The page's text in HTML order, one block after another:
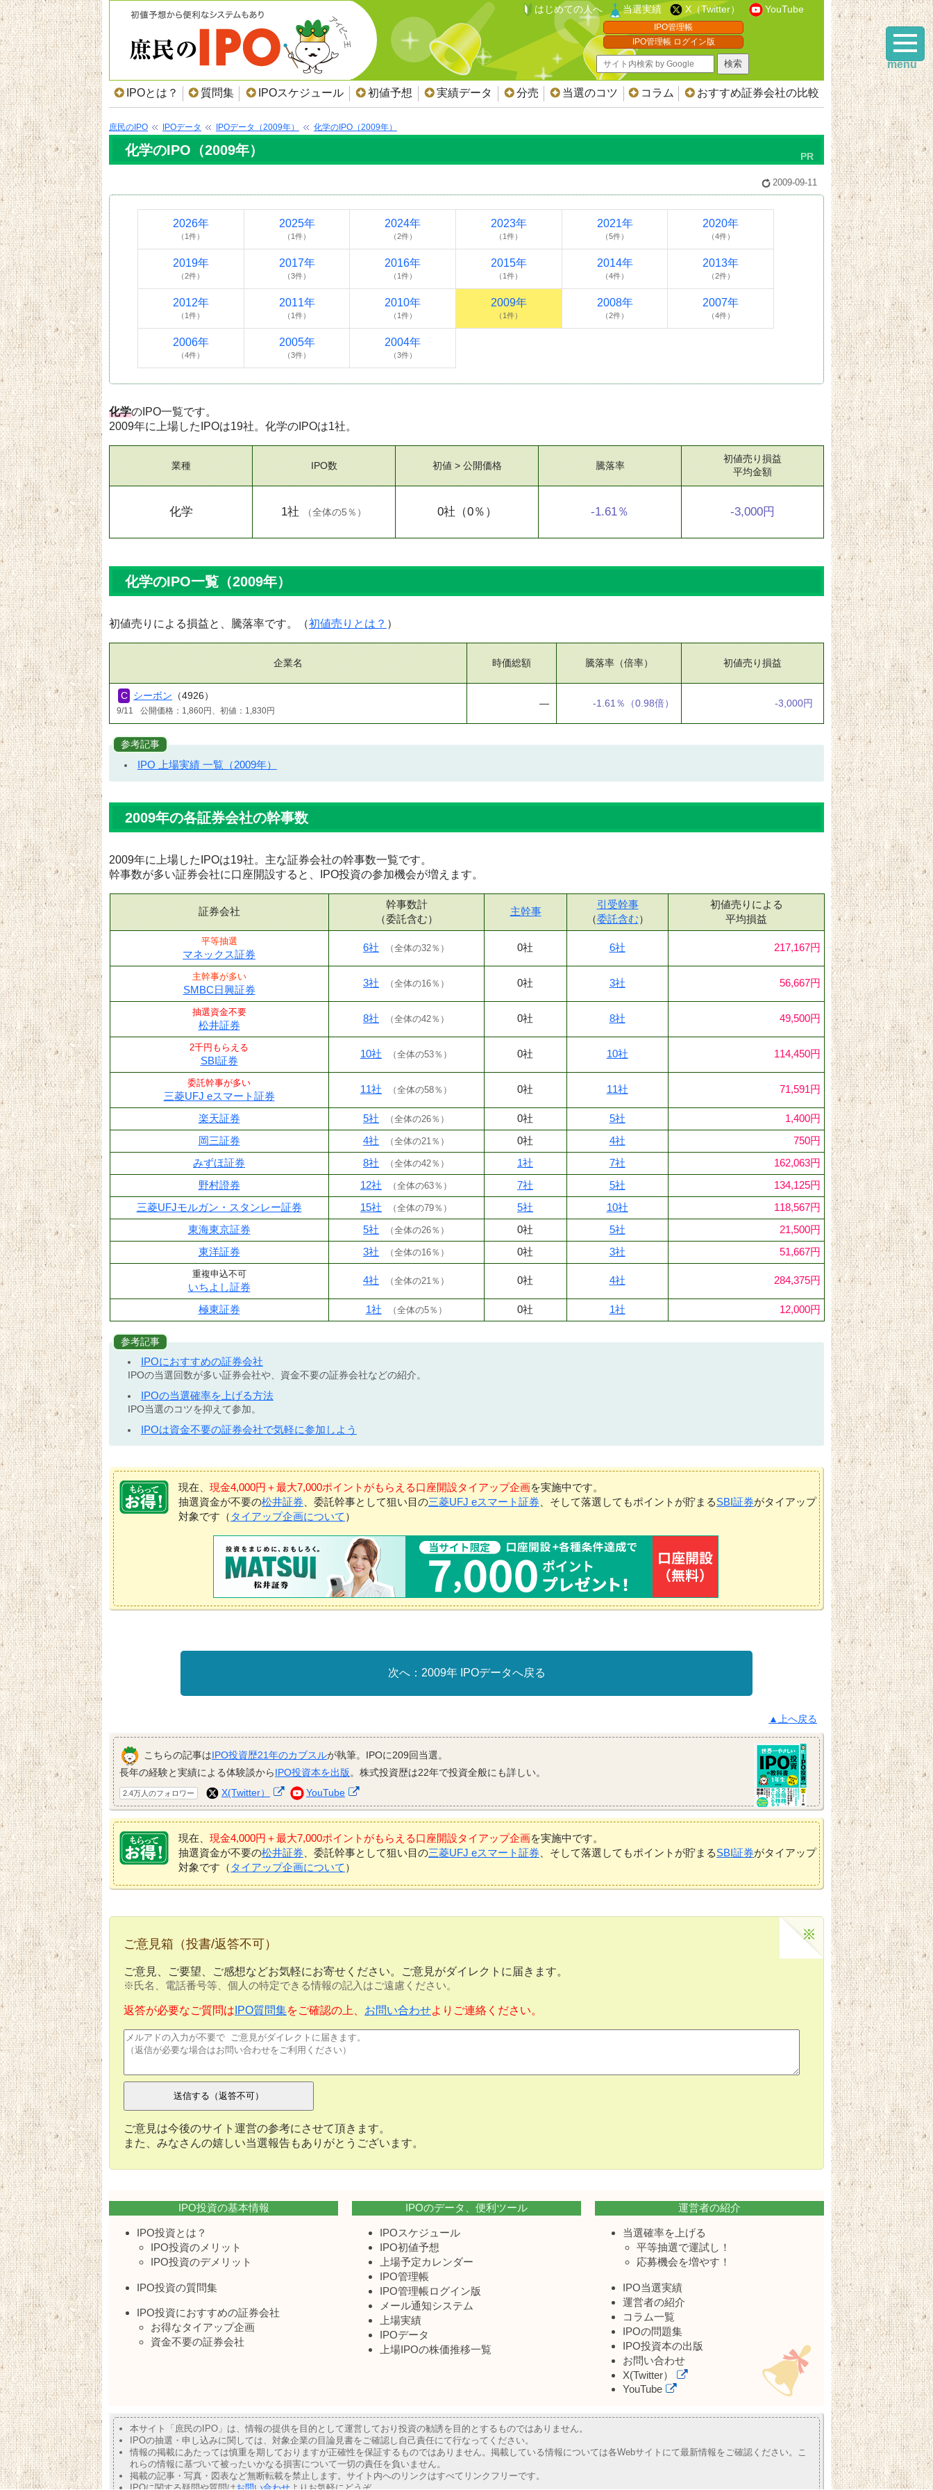
はじめての人へ 当選実績 X（Twitter） YouTube
IPO管理帳
IPO管理帳 ログイン版
IPOとは？ 質問集 IPOスケジュール 初値予想 実績データ 分売 当選のコツ コラム おすすめ証券会社の比較
庶民のIPO IPOデータ IPOデータ（2009年） 化学のIPO（2009年）
化学のIPO（2009年）
2009-09-11
2026年
（1件）
2025年
（1件）
2024年
（2件）
2023年
（1件）
2021年
（5件）
2020年
（4件）
2019年
（2件）
2017年
（3件）
2016年
（1件）
2015年
（1件）
2014年
（4件）
2013年
（2件）
2012年
（1件）
2011年
（1件）
2010年
（1件）
2009年
（1件）
2008年
（2件）
2007年
（4件）
2006年
（4件）
2005年
（3件）
2004年
（3件）
化学のIPO一覧です。
2009年に上場したIPOは19社。化学のIPOは1社。
業種
化学
IPO数
1社 （全体の5％ ）
初値 > 公開価格
0社 （0％）
騰落率
-1.61％
初値売り損益
平均金額
-3,000円
化学のIPO一覧（2009年）
初値売りによる損益と、騰落率です。（初値売りとは？ ）
企業名 時価総額 騰落率（倍率） 初値売り損益
シーボン （4926）
9/11 公開価格：1,860円、初値：1,830円
― -1.61％ （0.98倍） -3,000円
参考記事
IPO 上場実績 一覧（2009年）
2009年の各証券会社の幹事数
2009年に上場したIPOは19社。主な証券会社の幹事数一覧です。
幹事数が多い証券会社に口座開設すると、IPO投資の参加機会が増えます。
証券会社
幹事数計
（委託含む）
主幹事
引受幹事
（委託含む）
初値売りによる
平均損益
平等抽選
マネックス証券
6社 （全体の32％ ） 0社 6社 217,167円
主幹事が多い
SMBC日興証券
3社 （全体の16％ ） 0社 3社 56,667円
抽選資金不要
松井証券
8社 （全体の42％ ） 0社 8社 49,500円
2千円もらえる
SBI証券
10社 （全体の53％ ） 0社 10社 114,450円
委託幹事が多い
三菱UFJ eスマート証券
11社 （全体の58％ ） 0社 11社 71,591円
楽天証券 5社 （全体の26％ ） 0社 5社
1,400円
岡三証券
4社 （全体の21％ ） 0社 4社
750円
みずほ証券
8社 （全体の42％ ） 1社 7社
162,063円
野村證券
12社 （全体の63％ ） 7社 5社
134,125円
三菱UFJモルガン・スタンレー証券
15社 （全体の79％ ） 5社 10社
118,567円
東海東京証券
5社 （全体の26％ ） 0社 5社
21,500円
東洋証券
3社 （全体の16％ ） 0社 3社 51,667円
重複申込不可
いちよし証券
4社 （全体の21％ ） 0社 4社 284,375円
極東証券 1社 （全体の5％ ） 0社 1社 12,000円
参考記事
IPOにおすすめの証券会社
IPOの当選回数が多い証券会社や、資金不要の証券会社などの紹介。
IPOの当選確率を上げる方法
IPO当選のコツを抑えて参加。
IPOは資金不要の証券会社で気軽に参加しよう
現在、 現金4,000円＋最大7,000ポイントがもらえる口座開設タイアップ企画を実施中です。
抽選資金が不要の松井証券 、委託幹事として狙い目の三菱UFJ eスマート証券 、そして落選してもポイントが貯まるSBI証券がタイアップ
対象です（ タイアップ企画について ）
2009年 IPOデータへ戻る
▲上へ戻る
こちらの記事はIPO投資歴21年のカブスルが執筆。IPOに209回当選。
長年の経験と実績による体験談からIPO投資本を出版。株式投資歴は22年で投資全般にも詳しい。
2.4万人のフォロワー X(Twitter） YouTube
現在、 現金4,000円＋最大7,000ポイントがもらえる口座開設タイアップ企画を実施中です。
抽選資金が不要の松井証券 、委託幹事として狙い目の三菱UFJ eスマート証券 、そして落選してもポイントが貯まるSBI証券がタイアップ
対象です（ タイアップ企画について ）
ご意見箱（投書/返答不可）
ご意見、ご要望、ご感想などお気軽にお寄せください。ご意見がダイレクトに届きます。
※氏名、電話番号等、個人の特定できる情報の記入はご遠慮ください。
返答が必要なご質問は IPO質問集をご確認の上、 お問い合わせよりご連絡ください。
ご意見は今後のサイト運営の参考にさせて頂きます。
また、みなさんの嬉しい当選報告もありがとうございます。
IPO投資の基本情報
IPO投資とは？
IPO投資のメリット
IPO投資のデメリット
IPO投資の質問集
IPO投資におすすめの証券会社
お得なタイアップ企画
資金不要の証券会社
IPOのデータ、便利ツール
IPOスケジュール
IPO初値予想
上場予定カレンダー
IPO管理帳
IPO管理帳ログイン版
メール通知システム
上場実績
IPOデータ
上場IPOの株価推移一覧
運営者の紹介
当選確率を上げる
平等抽選で運試し！
応募機会を増やす！
IPO当選実績
運営者の紹介
コラム一覧
IPOの問題集
IPO投資本の出版
お問い合わせ
X(Twitter）
YouTube
本サイト「庶民のIPO」は、情報の提供を目的として運営しており投資の勧誘を目的とするものではありません。
IPOの抽選・申し込みに関しては、対象企業の目論見書をご確認し自己責任にて行なってください。
情報の掲載にあたっては慎重を期しておりますが正確性を保証するものではありません。掲載している情報については各Webサイトにて最新情報をご確認ください。こ
れらの情報に基づいて被ったいかなる損害について一切の責任を負いません。
掲載の記事・写真・図表など無断転載を禁止します。サイト内へのリンクはすべてリンクフリーです。
IPOに関する疑問や質問はお問い合わせ よりお気軽にどうぞ。
menu